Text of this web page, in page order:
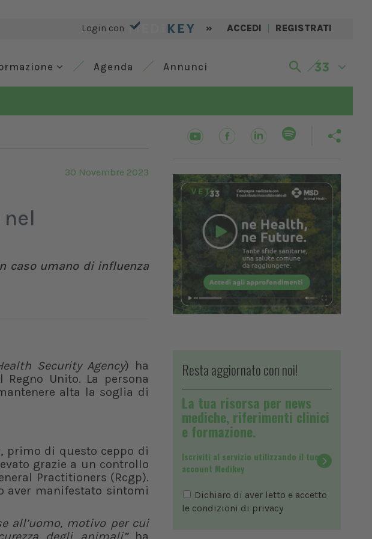
Login con » ACCEDI | REGISTRATI
Agenda Annunci
30 Novembre 2023
caso umano di influenza
Security Agency) ha
Regno Unito. La persona
alta la soglia di
, primo di questo ceppo di
grazie a un controllo
Practitioners (Rcgp).
aver manifestato sintomi
all’uomo, motivo per cui
Resta aggiornato con noi!
La tua risorsa per news
mediche, riferimenti clinici
e formazione.
Iscriviti al servizio utilizzando il tuo
account Medikey
Dichiaro di aver letto e accetto
le condizioni di privacy